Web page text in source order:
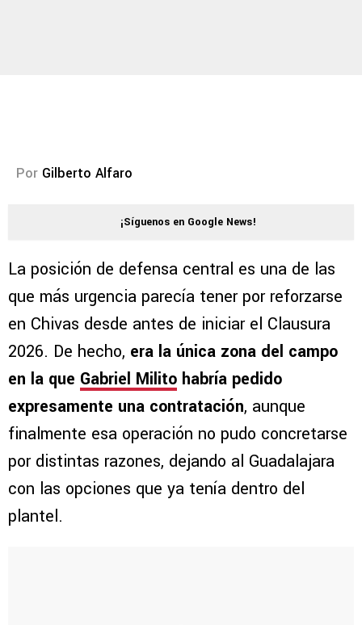
Por Gilberto Alfaro
¡Síguenos en Google News!
La posición de defensa central es una de las
que más urgencia parecía tener por reforzarse
en Chivas desde antes de iniciar el Clausura
2026. De hecho, era la única zona del campo
en la que Gabriel Milito habría pedido
expresamente una contratación, aunque
finalmente esa operación no pudo concretarse
por distintas razones, dejando al Guadalajara
con las opciones que ya tenía dentro del
plantel.